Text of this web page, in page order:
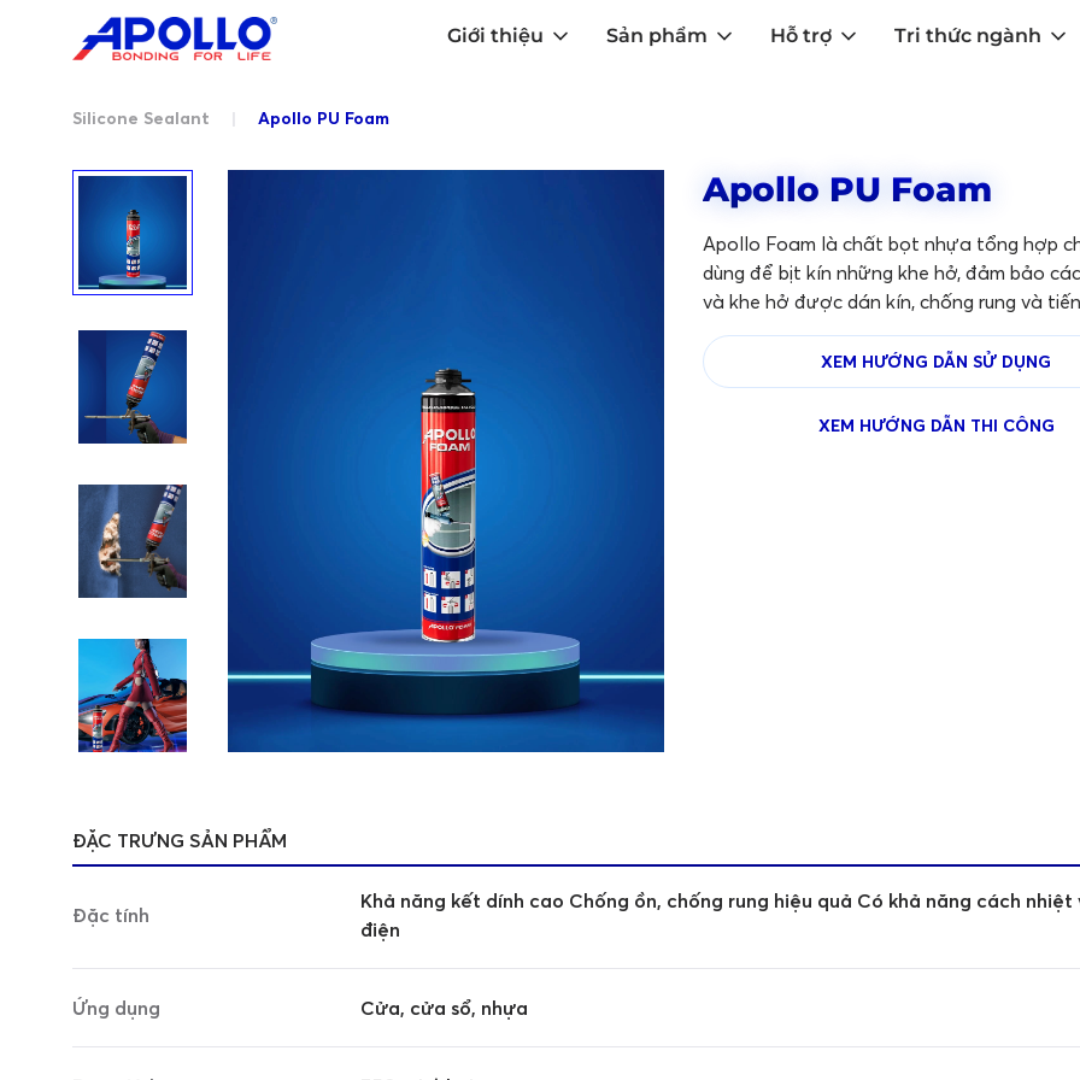
Giới thiệu Sản phẩm Hỗ trợ Tri thức ngành
Silicone Sealant | Apollo PU Foam
Apollo PU Foam
Apollo Foam là chất bọt nhựa tổng hợp
dùng để bịt kín những khe hở, đảm bảo
và khe hở được dán kín, chống rung và
XEM HƯỚNG DẪN SỬ DỤNG
XEM HƯỚNG DẪN THI CÔNG
ĐẶC TRƯNG SẢN PHẨM
Đặc tính
Khả năng kết dính cao Chống ồn, chống rung hiệu quả Có khả năng cách nhiệt
điện
Ứng dụng Cửa, cửa sổ, nhựa